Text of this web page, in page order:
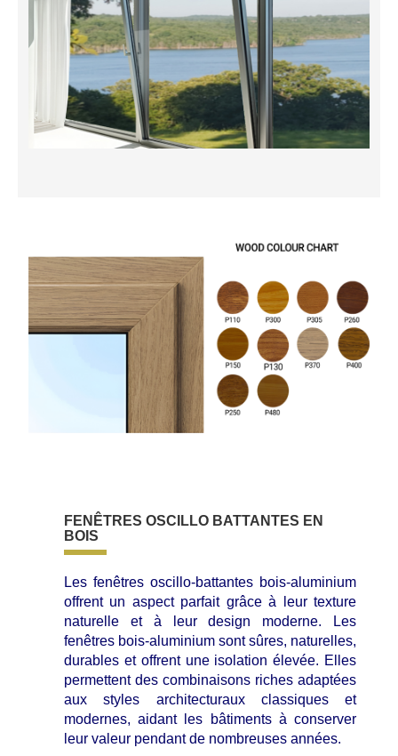
FENÊTRES OSCILLO BATTANTES EN
BOIS
Les fenêtres oscillo-battantes bois-aluminium
offrent un aspect parfait grâce à leur texture
naturelle et à leur design moderne. Les
fenêtres bois-aluminium sont sûres, naturelles,
durables et offrent une isolation élevée. Elles
permettent des combinaisons riches adaptées
aux styles architecturaux classiques et
modernes, aidant les bâtiments à conserver
leur valeur pendant de nombreuses années.